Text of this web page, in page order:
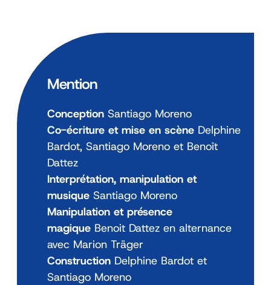
Mention
Conception Santiago Moreno
Co-écriture et mise en scène Delphine
Bardot, Santiago Moreno et Benoît
Dattez
Interprétation, manipulation et
musique Santiago Moreno
Manipulation et présence
magique Benoit Dattez en alternance
avec Marion Träger
Construction Delphine Bardot et
Santiago Moreno